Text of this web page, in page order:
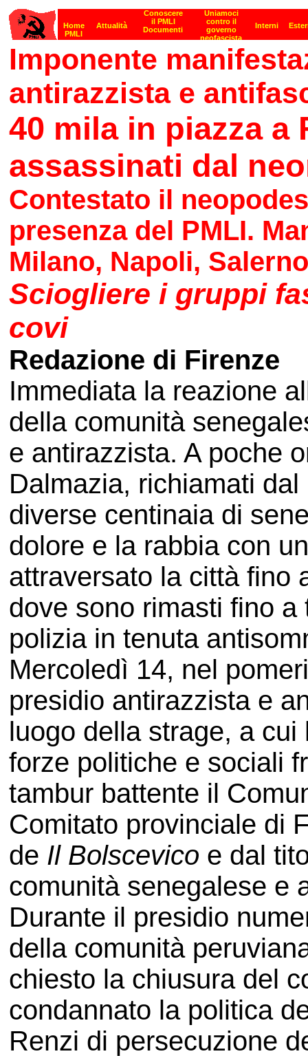
Imponente
antirazzista e
40 mila in piazza a
assassinati dal
Contestato il
presenza del PMLI.
Milano, Napoli,
Sciogliere i gruppi
covi
Redazione di Firenze
Immediata la reazione
della comunità
e antirazzista. A poche
Dalmazia, richiamati
diverse centinaia di
dolore e la rabbia con
attraversato la città fino
dove sono rimasti fino
polizia in tenuta
Mercoledì 14, nel
presidio antirazzista e
luogo della strage, a
forze politiche e sociali
tambur battente il
Comitato provinciale di
de Il Bolscevico e dal
comunità senegalese e
Durante il presidio
della comunità
chiesto la chiusura del
condannato la politica
Renzi di persecuzione